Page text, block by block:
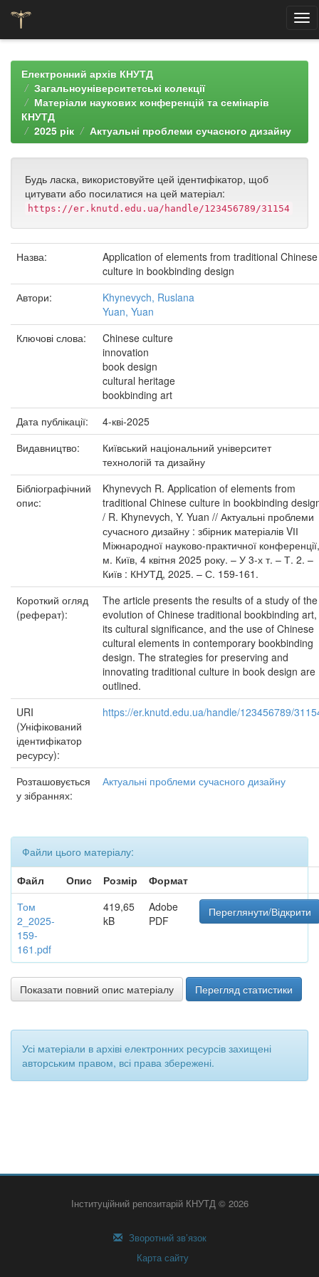
navigationЕлектронний архів КНУТД
Загальноуніверситетські колекції
Матеріали наукових конференцій та семінарів
КНУТД
2025 рік
Актуальні проблеми сучасного дизайну
Будь ласка, використовуйте цей ідентифікатор, щоб
цитувати або посилатися на цей матеріал:
https://er.knutd.edu.ua/handle/123456789/31154
Назва:
Application of elements from traditional Chinese
culture in bookbinding design
Автори:
Khynevych, Ruslana
Yuan, Yuan
Ключові слова:
Chinese culture
innovation
book design
cultural heritage
bookbinding art
Дата публікації:
4-кві-2025
Видавництво:
Київський національний університет
технологій та дизайну
Бібліографічний
опис:
Khynevych R. Application of elements from
traditional Chinese culture in bookbinding
/ R. Khynevych, Y. Yuan // Актуальні проблеми
сучасного дизайну : збірник матеріалів VІІ
Міжнародної науково-практичної конференції,
м. Київ, 4 квітня 2025 року. – У 3-х т. – Т. 2. –
Київ : КНУТД, 2025. – С. 159-161.
Короткий огляд
(реферат):
The article presents the results of a study of the
evolution of Chinese traditional bookbinding art,
its cultural significance, and the use of Chinese
cultural elements in contemporary bookbinding
design. The strategies for preserving and
innovating traditional culture in book design are
outlined.
URI
(Уніфікований
ідентифікатор
ресурсу):
https://er.knutd.edu.ua/handle/123456789/
Розташовується
у зібраннях:
Актуальні проблеми сучасного дизайну
Файли цього матеріалу:
Файл
Опис Розмір
Формат
Том
2_2025-
159-
161.pdf
419,65
kB
Adobe
PDF
Переглянути/Відкрити
Показати повний опис матеріалу Перегляд статистики
Усі матеріали в архіві електронних ресурсів захищені
авторським правом, всі права збережені.
Інституційний репозитарій КНУТД © 2026
Зворотний зв’язок
Карта сайту